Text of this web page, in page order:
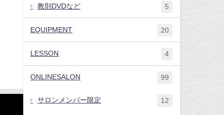
教則DVDなど 5
EQUIPMENT 20
LESSON 4
ONLINESALON 99
サロンメンバー限定 12